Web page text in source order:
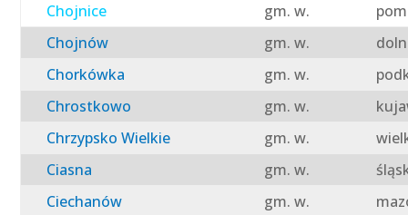
Chojnice
gm. w.
Chojnów
gm. w.
Chorkówka
gm. w.
Chrostkowo
gm. w.
Chrzypsko Wielkie
gm. w.
Ciasna
gm. w.
Ciechanów
gm. w.